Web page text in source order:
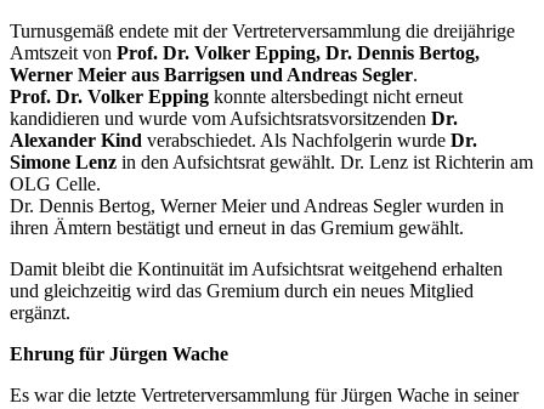
Turnusgemäß endete mit der Vertreterversammlung die dreijährige
Amtszeit von Prof. Dr. Volker Epping, Dr. Dennis Bertog,
Werner Meier aus Barrigsen und Andreas Segler.
Prof. Dr. Volker Epping konnte altersbedingt nicht erneut
kandidieren und wurde vom Aufsichtsratsvorsitzenden Dr.
Alexander Kind verabschiedet. Als Nachfolgerin wurde Dr.
Simone Lenz in den Aufsichtsrat gewählt. Dr. Lenz ist Richterin am
OLG Celle.
Dr. Dennis Bertog, Werner Meier und Andreas Segler wurden in
ihren Ämtern bestätigt und erneut in das Gremium gewählt.
Damit bleibt die Kontinuität im Aufsichtsrat weitgehend erhalten
und gleichzeitig wird das Gremium durch ein neues Mitglied
ergänzt.
Ehrung für Jürgen Wache
Es war die letzte Vertreterversammlung für Jürgen Wache in seiner